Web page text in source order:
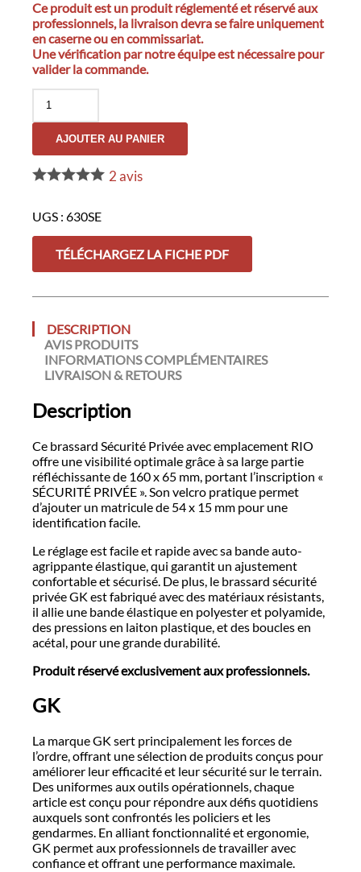
Ce produit est un produit réglementé et réservé aux
professionnels, la livraison devra se faire uniquement
en caserne ou en commissariat.
Une vérification par notre équipe est nécessaire pour
valider la commande.
quantité
Brassard
Sécurité
Privée
avec
AJOUTER AU PANIER
2avis
UGS : 630SE
TÉLÉCHARGEZ LA FICHE PDF
DESCRIPTION
AVIS PRODUITS
INFORMATIONS COMPLÉMENTAIRES
LIVRAISON & RETOURS
Description
Ce brassard Sécurité Privée avec emplacement RIO
offre une visibilité optimale grâce à sa large partie
réfléchissante de 160 x 65 mm, portant l’inscription «
SÉCURITÉ PRIVÉE ». Son velcro pratique permet
d’ajouter un matricule de 54 x 15 mm pour une
identification facile.
Le réglage est facile et rapide avec sa bande auto-
agrippante élastique, qui garantit un ajustement
confortable et sécurisé. De plus, le brassard sécurité
privée GK est fabriqué avec des matériaux résistants,
il allie une bande élastique en polyester et polyamide,
des pressions en laiton plastique, et des boucles en
acétal, pour une grande durabilité.
Produit réservé exclusivement aux professionnels.
GK
La marque GK sert principalement les forces de
l’ordre, offrant une sélection de produits conçus pour
améliorer leur efficacité et leur sécurité sur le terrain.
Des uniformes aux outils opérationnels, chaque
article est conçu pour répondre aux défis quotidiens
auxquels sont confrontés les policiers et les
gendarmes. En alliant fonctionnalité et ergonomie,
GK permet aux professionnels de travailler avec
confiance et offrant une performance maximale.